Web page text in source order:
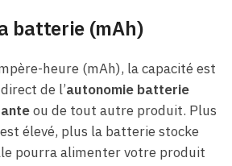
batterie (mAh)
heure (mAh), la capacité est
de l’autonomie batterie
ou de tout autre produit. Plus
élevé, plus la batterie stocke
pourra alimenter votre produit